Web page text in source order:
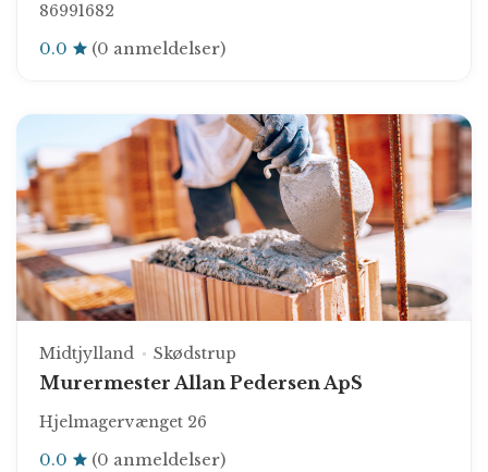
86991682
0.0 (0 anmeldelser)
Midtjylland Skødstrup
Murermester Allan Pedersen ApS
Hjelmagervænget 26
0.0 (0 anmeldelser)